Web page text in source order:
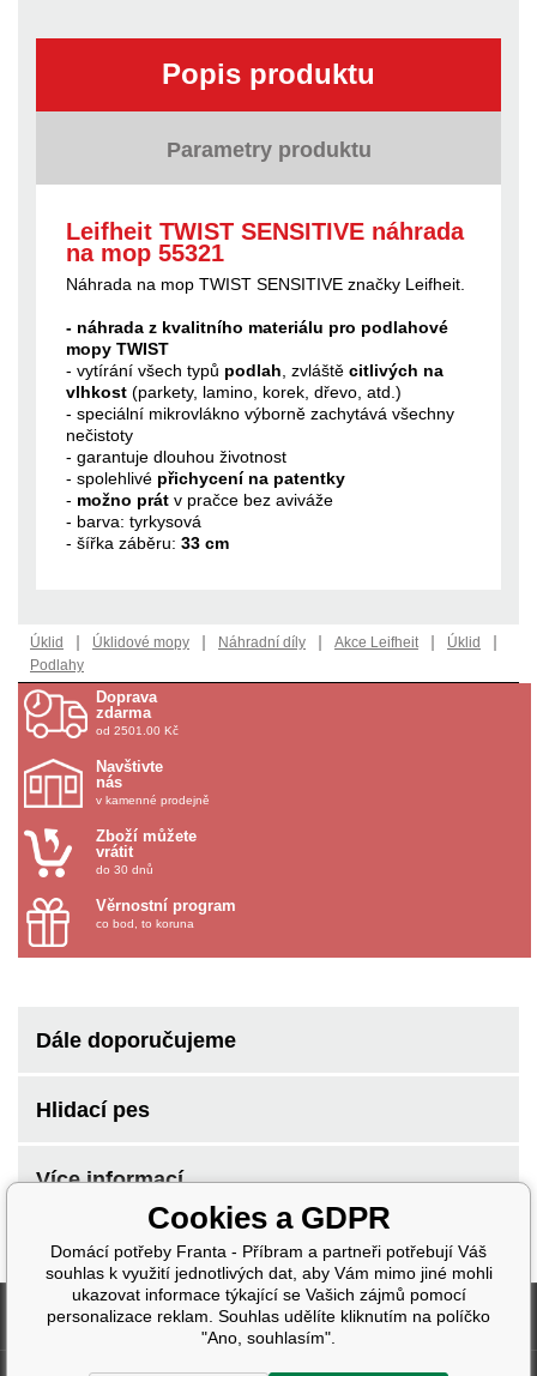
Popis produktu
Parametry produktu
Leifheit TWIST SENSITIVE náhrada
na mop 55321
Náhrada na mop TWIST SENSITIVE značky Leifheit.
- náhrada z kvalitního materiálu pro podlahové
mopy TWIST
- vytírání všech typů podlah , zvláště citlivých na
vlhkost (parkety, lamino, korek, dřevo, atd.)
- speciální mikrovlákno výborně zachytává všechny
nečistoty
- garantuje dlouhou životnost
- spolehlivé přichycení na patentky
- možno prát v pračce bez aviváže
- barva: tyrkysová
- šířka záběru: 33 cm
Úklid | Úklidové mopy | Náhradní díly | Akce Leifheit | Úklid |
Podlahy
Doprava
zdarma
od 2501.00 Kč
Navštivte
nás
v kamenné prodejně
Zboží můžete
vrátit
do 30 dnů
Věrnostní program
co bod, to koruna
Dále doporučujeme
Hlidací pes
Více informací
Fakturační údaje
Cookies a GDPR
Domácí potřeby Franta - Příbram a partneři potřebují Váš
souhlas k využití jednotlivých dat, aby Vám mimo jiné mohli
ukazovat informace týkající se Vašich zájmů pomocí
personalizace reklam. Souhlas udělíte kliknutím na políčko
"Ano, souhlasím".